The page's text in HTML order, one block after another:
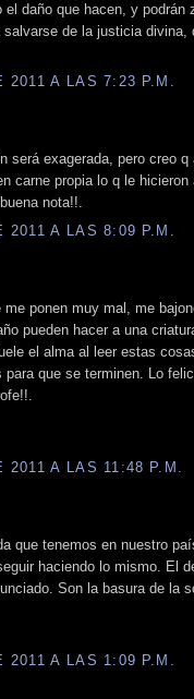
el daño que hacen, y podrán
salvarse de la justicia divina,
2011 A LAS 7:23 P.M.
será exagerada, pero creo
carne propia lo q le
nota!!.
2011 A LAS 8:09 P.M.
ponen muy mal, me
pueden hacer a una
el alma al leer estas
que se terminen. Lo
A LAS 11:48 P.M.
que tenemos en nuestro
haciendo lo mismo. El
Son la basura de la
2011 A LAS 1:09 P.M.